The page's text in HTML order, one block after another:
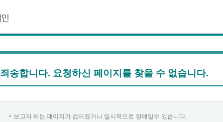
죄송합니다. 요청하신 페이지를 찾을 수 없습니다.
보고자 하는 페이지가 없어졌거나 일시적으로 장애일수 있습니다.